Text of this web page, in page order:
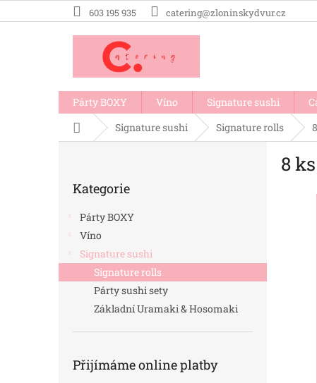
na
603 195 935 catering@zloninskydvur.cz
Párty BOXY Víno Signature sushi
Domů Signature sushi Signature rolls
kategorie
Kategorie
Párty BOXY
Víno
Signature sushi
Signature rolls
Párty sushi sety
Základní Uramaki & Hosomaki
Přijímáme online platby
8